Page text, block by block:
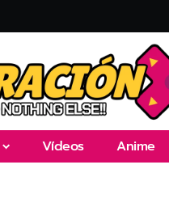
Vídeos Anime